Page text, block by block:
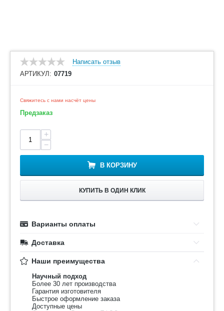
Написать отзыв
АРТИКУЛ: 07719
Свяжитесь с нами насчёт цены
Предзаказ
+
−
В КОРЗИНУ
КУПИТЬ В ОДИН КЛИК
Варианты оплаты
Доставка
Наши преимущества
Научный подход
Более 30 лет производства
Гарантия изготовителя
Быстрое оформление заказа
Доступные цены